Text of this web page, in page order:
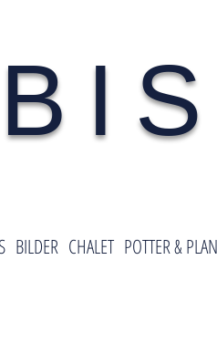
BILDER CHALET POTTER &